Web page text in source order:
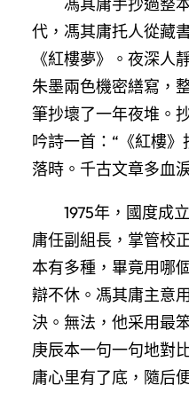
代，馮其庸托人從藏
《紅樓夢》。夜深人
朱墨兩色機密繕寫，
筆抄壞了一年夜堆。
吟詩一首：“《紅樓
落時。千古文章多血
1975年，國度成
庸任副組長，掌管校
本有多種，畢竟用哪
辯不休。馮其庸主意
決。無法，他采用最
庚辰本一句一句地對
庸心里有了底，隨后